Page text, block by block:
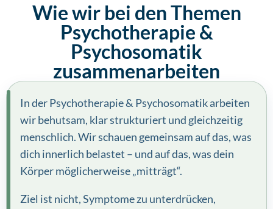
Wie wir bei den Themen
Psychotherapie &
Psychosomatik
zusammenarbeiten
In der Psychotherapie & Psychosomatik arbeiten
wir behutsam, klar strukturiert und gleichzeitig
menschlich. Wir schauen gemeinsam auf das, was
dich innerlich belastet – und auf das, was dein
Körper möglicherweise „mitträgt“.
Ziel ist nicht, Symptome zu unterdrücken,